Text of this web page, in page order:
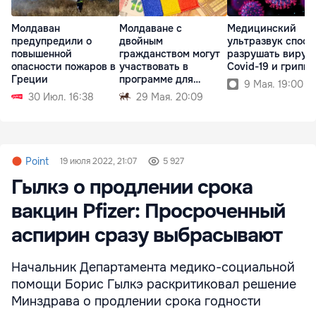
Молдаван
предупредили о
повышенной
опасности пожаров в
Греции
30 Июл. 16:38
Молдаване с
двойным
гражданством могут
участвовать в
программе для
румынской диаспоры
29 Мая. 20:09
Медицинский
ультразвук
разрушать
Covid-19 и гриппа
9 Мая. 19:00
Point 19 июля 2022, 21:07 5 927
Гылкэ о продлении срока
вакцин Pfizer: Просроченный
аспирин сразу выбрасывают
Начальник Департамента медико-социальной
помощи Борис Гылкэ раскритиковал решение
Минздрава о продлении срока годности